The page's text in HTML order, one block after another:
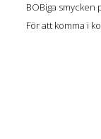
BOBiga smycken
För att komma i